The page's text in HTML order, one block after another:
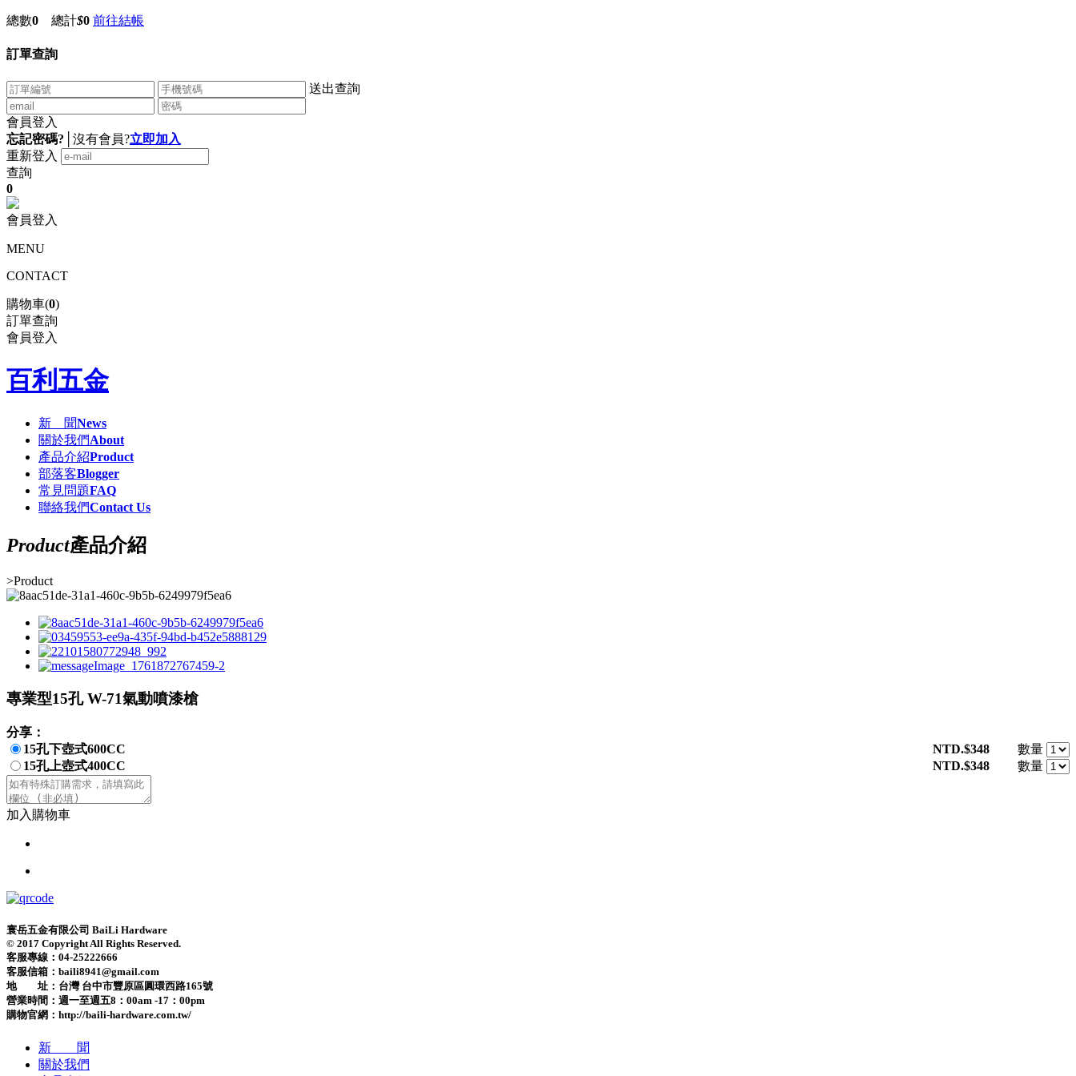
總數0 總計$0 前往結帳
訂單查詢
送出查詢
會員登入
忘記密碼?
沒有會員?立即加入
重新登入
查詢
0
會員登入
MENU
CONTACT
購物車(0)
訂單查詢
會員登入
百利五金
新 聞News
關於我們About
產品介紹Product
部落客Blogger
常見問題FAQ
聯絡我們Contact Us
Product產品介紹
>Product
專業型15孔 W-71氣動噴漆槍
分享：
15孔下壺式600CC
NTD.$348
數量
15孔上壺式400CC
NTD.$348 數量
加入購物車
寰岳五金有限公司 BaiLi Hardware
© 2017 Copyright All Rights Reserved.
客服專線：04-25222666
客服信箱：baili8941@gmail.com
地 址：台灣 台中市豐原區圓環西路165號
營業時間： 週一至週五8：00am -17：00pm
購物官網：http://baili-hardware.com.tw/
新 聞
關於我們